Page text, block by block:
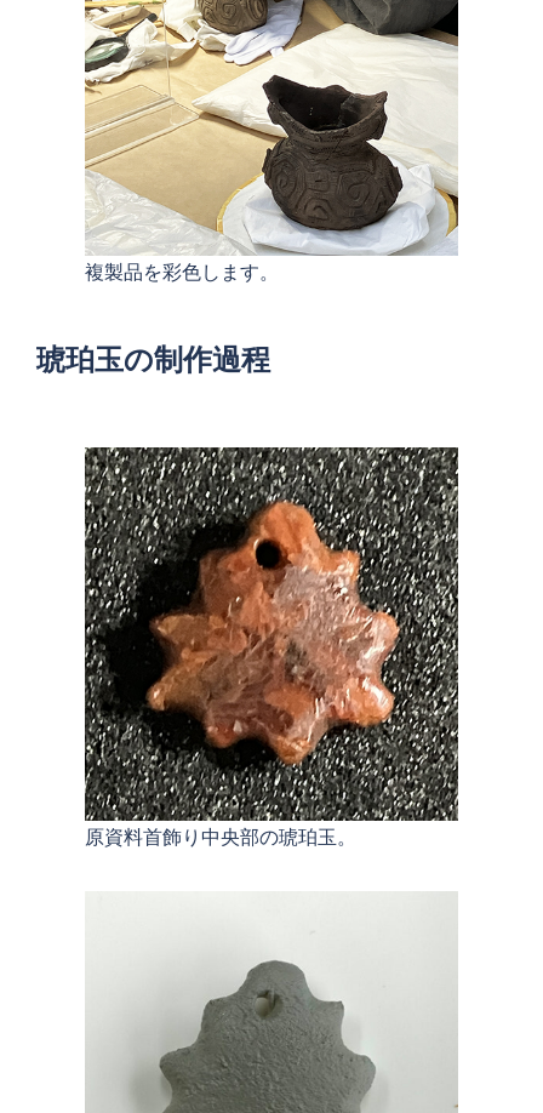
複製品を彩色します。
琥珀玉の制作過程
原資料首飾り中央部の琥珀玉。